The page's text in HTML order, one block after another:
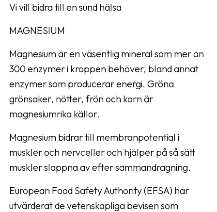
Vi vill bidra till en sund hälsa
MAGNESIUM
Magnesium är en väsentlig mineral som mer än
300 enzymer i kroppen behöver, bland annat
enzymer som producerar energi. Gröna
grönsaker, nötter, frön och korn är
magnesiumrika källor.
Magnesium bidrar till membranpotential i
muskler och nervceller och hjälper på så sätt
muskler slappna av efter sammandragning.
European Food Safety Authority (EFSA) har
utvärderat de vetenskapliga bevisen som